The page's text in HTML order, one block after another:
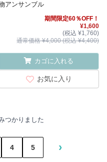
アンサンブル
期間限定60％OFF！
¥1,600
(税込 ¥1,760)
通常価格 ¥4,000 (税込 ¥4,400)
カゴに入れる
お気に入り
つかりました
4 5 ›